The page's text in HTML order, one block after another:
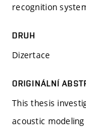
recognition
DRUH
Dizertace
ORIGINÁLNÍ
This thesis
acoustic